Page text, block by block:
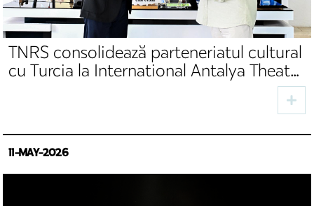
TNRS consolidează parteneriatul cultural
cu Turcia la International Antalya Theater
11-MAY-2026